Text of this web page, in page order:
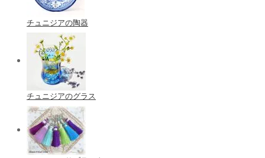
チュニジアの陶器
チュニジアのグラス